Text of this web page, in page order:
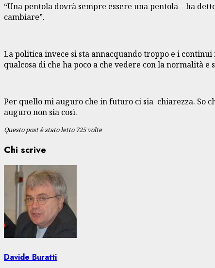
“Una pentola dovrà sempre essere una pentola – ha
cambiare”.
La politica invece si sta annacquando troppo e i
qualcosa di che ha poco a che vedere con la normalità
Per quello mi auguro che in futuro ci sia chiarezza. So
auguro non sia così.
Questo post è stato letto 725 volte
Chi scrive
Davide Buratti